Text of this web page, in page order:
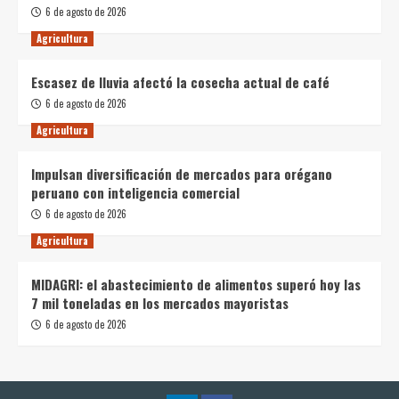
6 de agosto de 2026
Agricultura
Escasez de lluvia afectó la cosecha actual de café
6 de agosto de 2026
Agricultura
Impulsan diversificación de mercados para orégano
peruano con inteligencia comercial
6 de agosto de 2026
Agricultura
MIDAGRI: el abastecimiento de alimentos superó hoy las
7 mil toneladas en los mercados mayoristas
6 de agosto de 2026